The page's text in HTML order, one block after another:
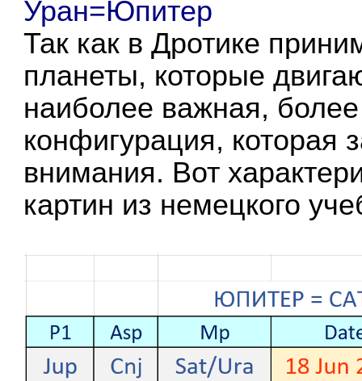
Уран=Юпитер
Так как в Дротике
планеты, которые
наиболее важная,
конфигурация, которая
внимания. Вот
картин из немецкого